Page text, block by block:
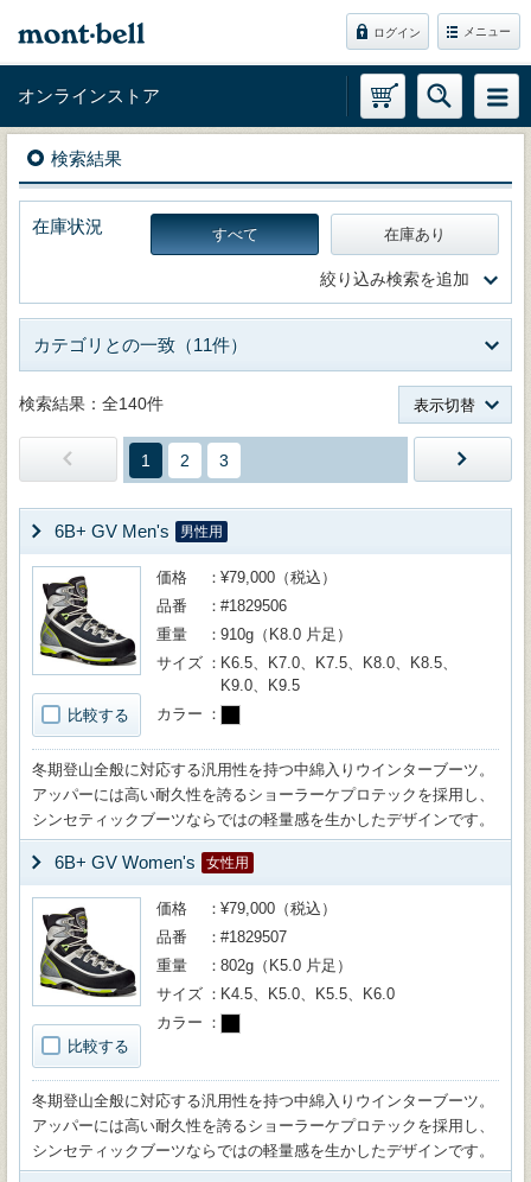
ログイン メニュー
オンラインストア
検索結果
在庫状況 すべて 在庫あり
絞り込み検索を追加
カテゴリとの一致（11件）
検索結果：全140件 表示切替
1 2 3
6B+ GV Men's 男性用
比較する
価格
¥79,000（税込）
品番
#1829506
重量
910g（K8.0 片足）
サイズ
K6.5、K7.0、K7.5、K8.0、K8.5、
K9.0、K9.5
カラー
冬期登山全般に対応する汎用性を持つ中綿入りウインターブーツ。
アッパーには高い耐久性を誇るショーラーケプロテックを採用し、
シンセティックブーツならではの軽量感を生かしたデザインです。
6B+ GV Women's 女性用
比較する
価格
¥79,000（税込）
品番
#1829507
重量
802g（K5.0 片足）
サイズ
K4.5、K5.0、K5.5、K6.0
カラー
冬期登山全般に対応する汎用性を持つ中綿入りウインターブーツ。
アッパーには高い耐久性を誇るショーラーケプロテックを採用し、
シンセティックブーツならではの軽量感を生かしたデザインです。